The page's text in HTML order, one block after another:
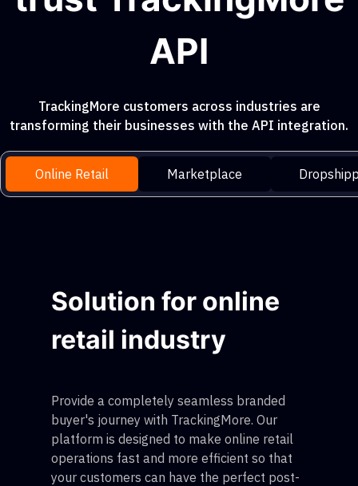
API
TrackingMore customers across industries are
transforming their businesses with the API integration.
Online Retail Marketplace
Solution for online
retail industry
Provide a completely seamless branded
buyer's journey with TrackingMore. Our
platform is designed to make online retail
operations fast and more efficient so that
your customers can have the perfect post-